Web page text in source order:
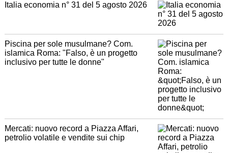
Italia economia n° 31 del 5 agosto 2026
Piscina per sole musulmane? Com.
islamica Roma: "Falso, è un progetto
inclusivo per tutte le donne"
Mercati: nuovo record a Piazza Affari,
petrolio volatile e vendite sui chip